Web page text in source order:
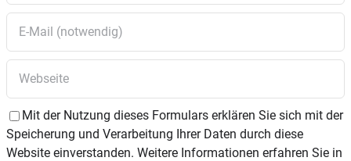
Mit der Nutzung dieses Formulars erklären Sie sich mit der
Speicherung und Verarbeitung Ihrer Daten durch diese
Website einverstanden. Weitere Informationen erfahren Sie in